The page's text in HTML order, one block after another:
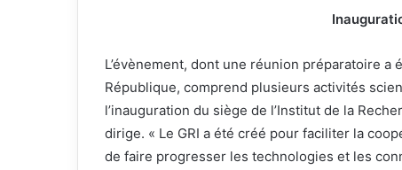
L’évènement, dont une réunion préparatoire
République, comprend plusieurs activités
l’inauguration du siège de l’Institut de la
dirige. « Le GRI a été créé pour faciliter la
de faire progresser les technologies et les